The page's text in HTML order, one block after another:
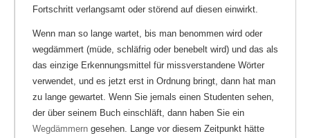
Fortschritt verlangsamt oder störend auf diesen einwirkt.
Wenn man so lange wartet, bis man benommen wird oder
wegdämmert (müde, schläfrig oder benebelt wird) und das als
das einzige Erkennungsmittel für missverstandene Wörter
verwendet, und es jetzt erst in Ordnung bringt, dann hat man
zu lange gewartet. Wenn Sie jemals einen Studenten sehen,
der über seinem Buch einschläft, dann haben Sie ein
Wegdämmern gesehen. Lange vor diesem Zeitpunkt hätte